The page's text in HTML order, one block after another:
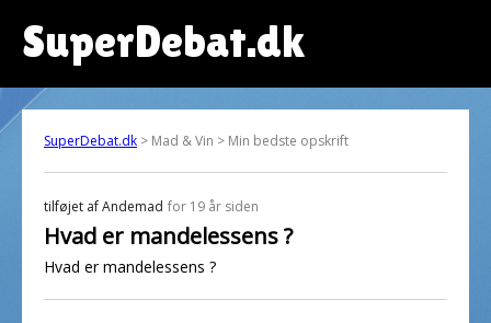
SuperDebat.dk
SuperDebat.dk > Mad & Vin > Min bedste opskrift
tilføjet afAndemad for 19 år siden
Hvad er mandelessens ?
Hvad er mandelessens ?